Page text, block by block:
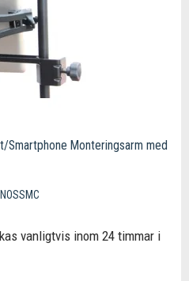
Smartphone Monteringsarm med
vanligtvis inom 24 timmar i